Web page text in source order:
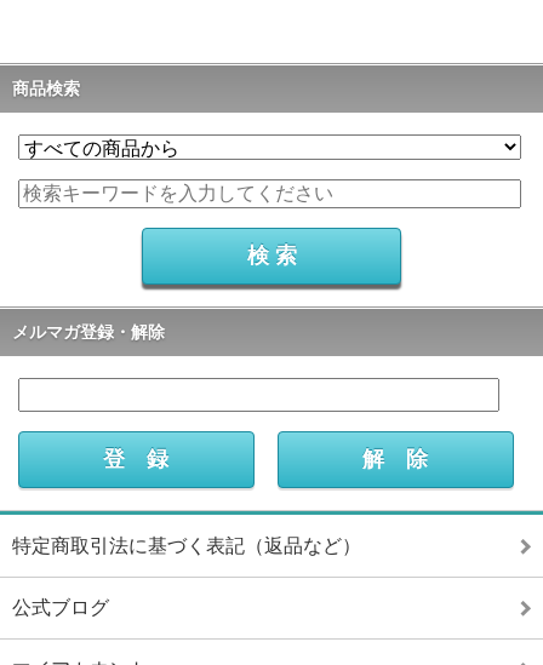
商品検索
メルマガ登録・解除
特定商取引法に基づく表記（返品など）
公式ブログ